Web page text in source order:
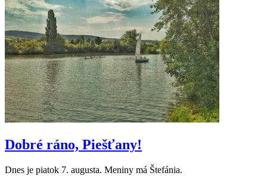
Dobré ráno, Piešťany!
Dnes je piatok 7. augusta. Meniny má Štefánia.